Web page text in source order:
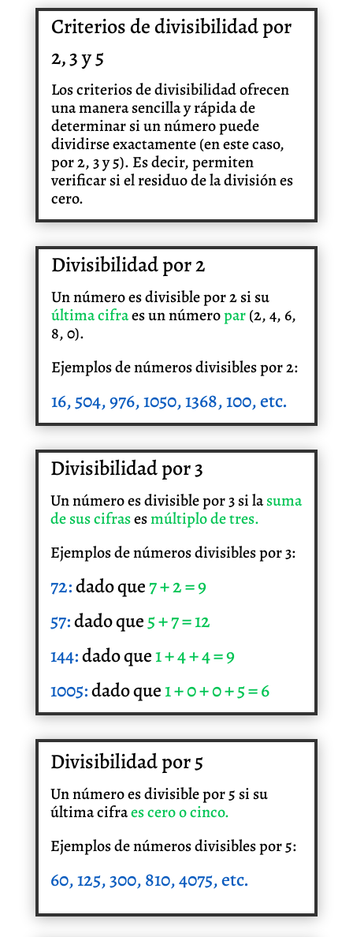
Criterios de divisibilidad por
2, 3 y 5
Los criterios de divisibilidad ofrecen
una manera sencilla y rápida de
determinar si un número puede
dividirse exactamente (en este caso,
por 2, 3 y 5). Es decir, permiten
verificar si el residuo de la división es
cero.
Divisibilidad por 2
Un número es divisible por 2 si su
última cifraes un númeropar(2, 4, 6,
8, 0).
Ejemplos de números divisibles por 2:
16, 504, 976, 1050, 1368, 100, etc.
Divisibilidad por 3
Un número es divisible por 3 si lasuma
de sus cifrasesmúltiplo de tres.
Ejemplos de números divisibles por 3:
72:dado que7 + 2 = 9
57:dado que5 + 7 = 12
144:dado que1 + 4 + 4 = 9
1005:dado que1 + 0 + 0 + 5 = 6
Divisibilidad por 5
Un número es divisible por 5 si su
última cifraes cero o cinco.
Ejemplos de números divisibles por 5:
60, 125, 300,810, 4075,etc.